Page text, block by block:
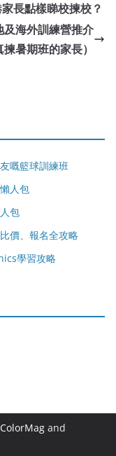
長點樣睇校揀校？
海外訓練營推介
揀暑期班的家長）
嘅籃球訓練班
人包
包
價、報名全攻略
學習攻略
ColorMag and